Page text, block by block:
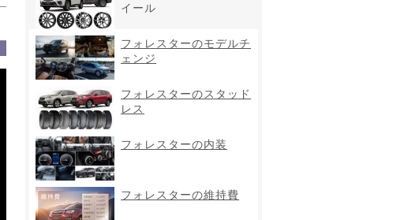
イール
フォレスターのモデルチ
ェンジ
フォレスターのスタッド
レス
フォレスターの内装
フォレスターの維持費